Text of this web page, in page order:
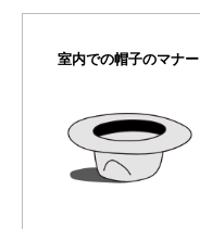
室内での帽子のマナー